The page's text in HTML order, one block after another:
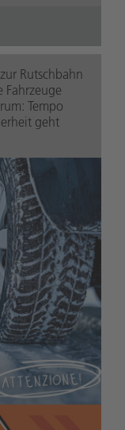
Rutschbahn
Fahrzeuge
Tempo
geht